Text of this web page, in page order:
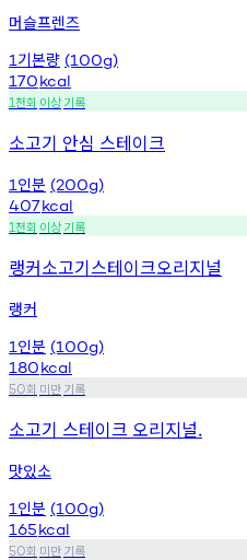
머슬프렌즈
1 기본량 (100g)
170kcal
1천회 이상기록
소고기 안심 스테이크
1 인분 (200g)
407kcal
1천회 이상기록
랭커소고기스테이크오리지널
랭커
1 인분 (100g)
180kcal
50회 미만기록
소고기 스테이크 오리지널.
맛있소
1 인분 (100g)
165kcal
50회 미만기록